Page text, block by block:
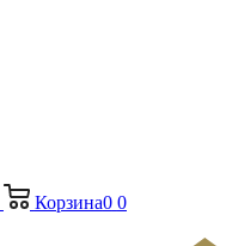
Корзина0 0